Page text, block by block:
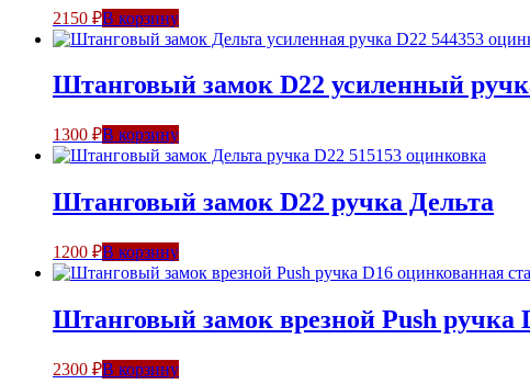
2150 ₽В корзину
Штанговый замок D22 усиленный
1300 ₽В корзину
Штанговый замок D22 ручка Дельта
1200 ₽В корзину
Штанговый замок врезной Push ручка
2300 ₽В корзину